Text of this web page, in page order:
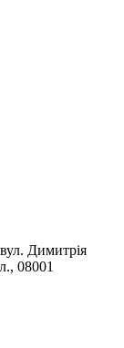
вул. Димитрія
08001